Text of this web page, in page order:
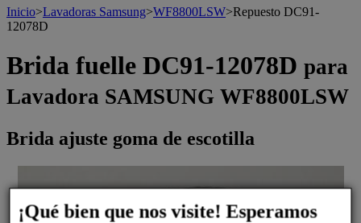
Inicio>Lavadoras Samsung>WF8800LSW>Repuesto DC91-
12078D
Brida fuelle DC91-12078D para
Lavadora SAMSUNG WF8800LSW
Brida ajuste goma de escotilla
¡Qué bien que nos visite! Esperamos